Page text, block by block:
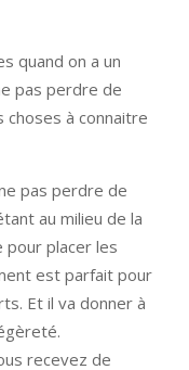
quand on a un
pas perdre de
choses à connaitre
pas perdre de
au milieu de la
pour placer les
est parfait pour
Et il va donner à
recevez de